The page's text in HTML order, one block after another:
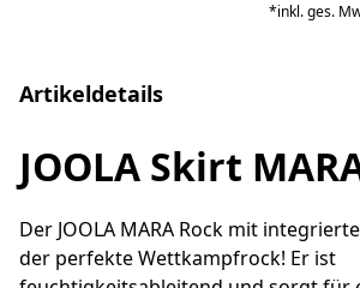
*inkl. ges.
Artikeldetails
JOOLA Skirt
Der JOOLA MARA Rock mit
der perfekte Wettkampfrock! Er ist